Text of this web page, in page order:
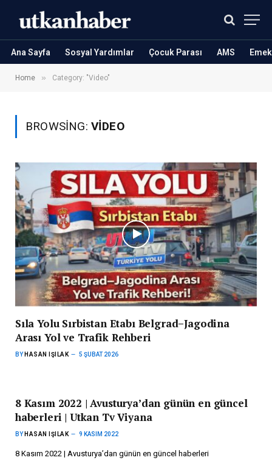
Ana Sayfa Sosyal Yardımlar Çocuk Parası AMS
Home » Category: "Video"
BROWSING: VIDEO
Sıla Yolu Sırbistan Etabı Belgrad–Jagodina
Arası Yol ve Trafik Rehberi
BY HASAN IŞILAK 5 ŞUBAT 2026
8 Kasım 2022 | Avusturya’dan günün en güncel
haberleri | Utkan Tv Viyana
BY HASAN IŞILAK 9 KASIM 2022
8 Kasım 2022 | Avusturya’dan günün en güncel haberleri